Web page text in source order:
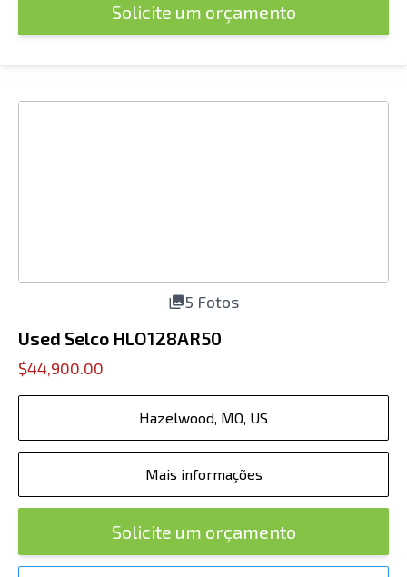
Solicite um orçamento
5 Fotos
Used Selco HLO128AR50
$44,900.00
Hazelwood, MO, US
Mais informações
Solicite um orçamento